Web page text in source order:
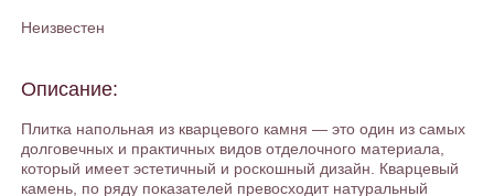
Неизвестен
Описание:
Плитка напольная из кварцевого камня — это один из самых
долговечных и практичных видов отделочного материала,
который имеет эстетичный и роскошный дизайн. Кварцевый
камень, по ряду показателей превосходит натуральный